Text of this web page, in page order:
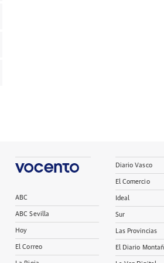
ABC
ABC Sevilla
Hoy
El Correo
Diario Vasco
El Comercio
Ideal
Sur
Las Provincias
El Diario